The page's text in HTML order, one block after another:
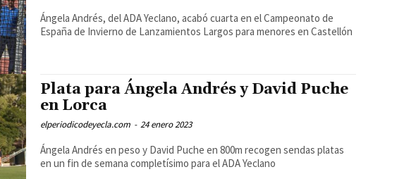
Ángela Andrés, del ADA Yeclano, acabó cuarta en el Campeonato de
España de Invierno de Lanzamientos Largos para menores en Castellón
Plata para Ángela Andrés y David Puche
en Lorca
elperiodicodeyecla.com - 24 enero 2023
Ángela Andrés en peso y David Puche en 800m recogen sendas platas
en un fin de semana completísimo para el ADA Yeclano